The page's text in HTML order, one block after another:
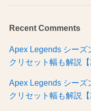
Recent Comments
Apex Legends シーズ
クリセット幅も解説【
Apex Legends シーズ
クリセット幅も解説【